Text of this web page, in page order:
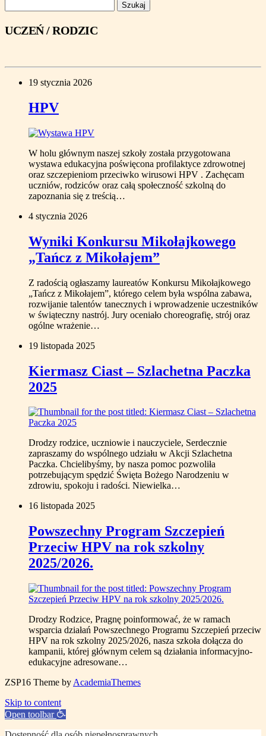
UCZEŃ / RODZIC
19 stycznia 2026
HPV
W holu głównym naszej szkoły została przygotowana
wystawa edukacyjna poświęcona profilaktyce zdrowotnej
oraz szczepieniom przeciwko wirusowi HPV . Zachęcam
uczniów, rodziców oraz całą społeczność szkolną do
zapoznania się z treścią…
4 stycznia 2026
Wyniki Konkursu Mikołajkowego
„Tańcz z Mikołajem”
Z radością ogłaszamy laureatów Konkursu Mikołajkowego
„Tańcz z Mikołajem”, którego celem była wspólna zabawa,
rozwijanie talentów tanecznych i wprowadzenie uczestników
w świąteczny nastrój. Jury oceniało choreografię, strój oraz
ogólne wrażenie…
19 listopada 2025
Kiermasz Ciast – Szlachetna Paczka
2025
Drodzy rodzice, uczniowie i nauczyciele, Serdecznie
zapraszamy do wspólnego udziału w Akcji Szlachetna
Paczka. Chcielibyśmy, by nasza pomoc pozwoliła
potrzebującym spędzić Święta Bożego Narodzeniu w
zdrowiu, spokoju i radości. Niewielka…
16 listopada 2025
Powszechny Program Szczepień
Przeciw HPV na rok szkolny
2025/2026.
Drodzy Rodzice, Pragnę poinformować, że w ramach
wsparcia działań Powszechnego Programu Szczepień przeciw
HPV na rok szkolny 2025/2026, nasza szkoła dołącza do
kampanii, której głównym celem są działania informacyjno-
edukacyjne adresowane…
ZSP16 Theme by AcademiaThemes
Skip to content
Open toolbar